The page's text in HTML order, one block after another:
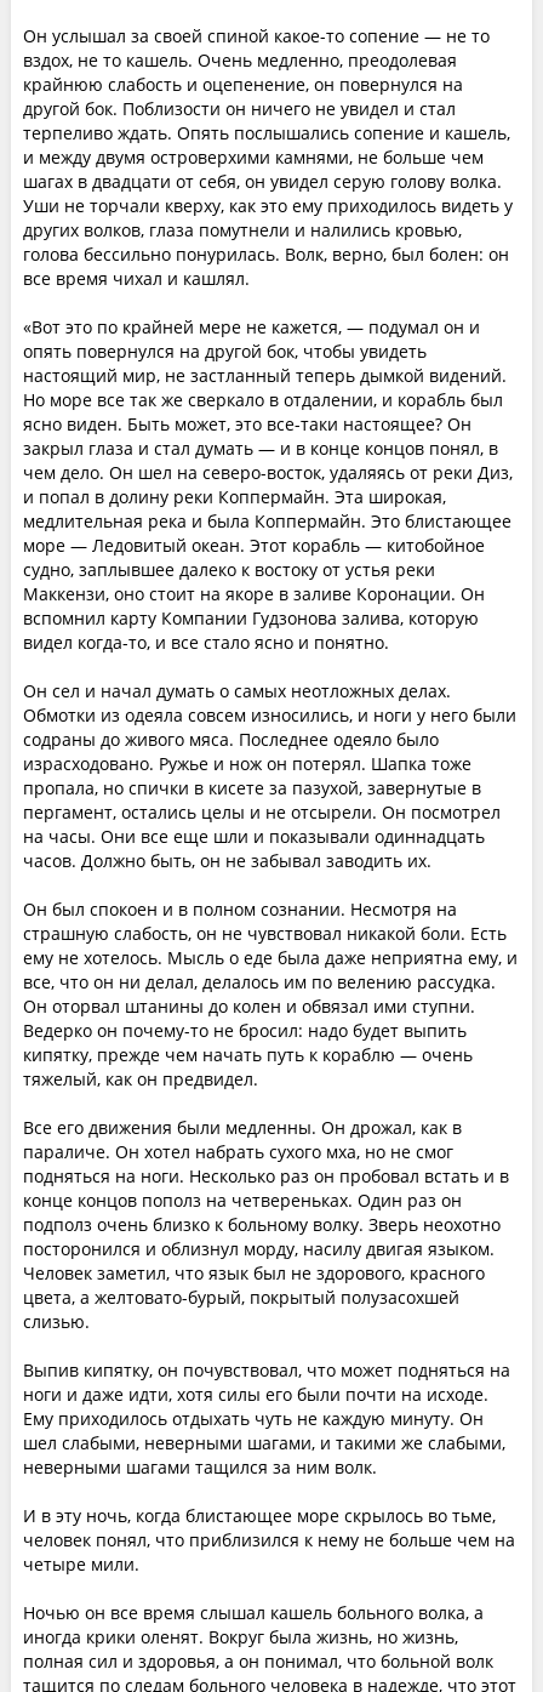
Он услышал за своей спиной какое-то сопение — не то
вздох, не то кашель. Очень медленно, преодолевая
крайнюю слабость и оцепенение, он повернулся на
другой бок. Поблизости он ничего не увидел и стал
терпеливо ждать. Опять послышались сопение и кашель,
и между двумя островерхими камнями, не больше чем
шагах в двадцати от себя, он увидел серую голову волка.
Уши не торчали кверху, как это ему приходилось видеть у
других волков, глаза помутнели и налились кровью,
голова бессильно понурилась. Волк, верно, был болен: он
все время чихал и кашлял.
«Вот это по крайней мере не кажется, — подумал он и
опять повернулся на другой бок, чтобы увидеть
настоящий мир, не застланный теперь дымкой видений.
Но море все так же сверкало в отдалении, и корабль был
ясно виден. Быть может, это все-таки настоящее? Он
закрыл глаза и стал думать — и в конце концов понял, в
чем дело. Он шел на северо-восток, удаляясь от реки Диз,
и попал в долину реки Коппермайн. Эта широкая,
медлительная река и была Коппермайн. Это блистающее
море — Ледовитый океан. Этот корабль — китобойное
судно, заплывшее далеко к востоку от устья реки
Маккензи, оно стоит на якоре в заливе Коронации. Он
вспомнил карту Компании Гудзонова залива, которую
видел когда-то, и все стало ясно и понятно.
Он сел и начал думать о самых неотложных делах.
Обмотки из одеяла совсем износились, и ноги у него были
содраны до живого мяса. Последнее одеяло было
израсходовано. Ружье и нож он потерял. Шапка тоже
пропала, но спички в кисете за пазухой, завернутые в
пергамент, остались целы и не отсырели. Он посмотрел
на часы. Они все еще шли и показывали одиннадцать
часов. Должно быть, он не забывал заводить их.
Он был спокоен и в полном сознании. Несмотря на
страшную слабость, он не чувствовал никакой боли. Есть
ему не хотелось. Мысль о еде была даже неприятна ему, и
все, что он ни делал, делалось им по велению рассудка.
Он оторвал штанины до колен и обвязал ими ступни.
Ведерко он почему-то не бросил: надо будет выпить
кипятку, прежде чем начать путь к кораблю — очень
тяжелый, как он предвидел.
Все его движения были медленны. Он дрожал, как в
параличе. Он хотел набрать сухого мха, но не смог
подняться на ноги. Несколько раз он пробовал встать и в
конце концов пополз на четвереньках. Один раз он
подполз очень близко к больному волку. Зверь неохотно
посторонился и облизнул морду, насилу двигая языком.
Человек заметил, что язык был не здорового, красного
цвета, а желтовато-бурый, покрытый полузасохшей
слизью.
Выпив кипятку, он почувствовал, что может подняться на
ноги и даже идти, хотя силы его были почти на исходе.
Ему приходилось отдыхать чуть не каждую минуту. Он
шел слабыми, неверными шагами, и такими же слабыми,
неверными шагами тащился за ним волк.
И в эту ночь, когда блистающее море скрылось во тьме,
человек понял, что приблизился к нему не больше чем на
четыре мили.
Ночью он все время слышал кашель больного волка, а
иногда крики оленят. Вокруг была жизнь, но жизнь,
полная сил и здоровья, а он понимал, что больной волк
тащится по следам больного человека в надежде, что этот